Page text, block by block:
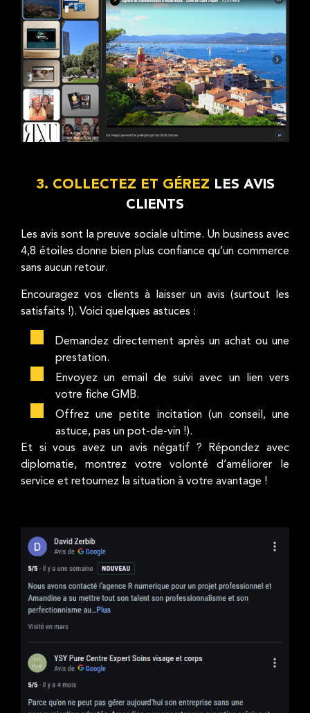
3. COLLECTEZ ET GÉREZ LES AVIS
CLIENTS
Les avis sont la preuve sociale ultime. Un business avec
4,8 étoiles donne bien plus confiance qu’un commerce
sans aucun retour.
Encouragez vos clients à laisser un avis (surtout les
satisfaits !). Voici quelques astuces :
Demandez directement après un achat ou une
prestation.
Envoyez un email de suivi avec un lien vers
votre fiche GMB.
Offrez une petite incitation (un conseil, une
astuce, pas un pot-de-vin !).
Et si vous avez un avis négatif ? Répondez avec
diplomatie, montrez votre volonté d’améliorer le
service et retournez la situation à votre avantage !